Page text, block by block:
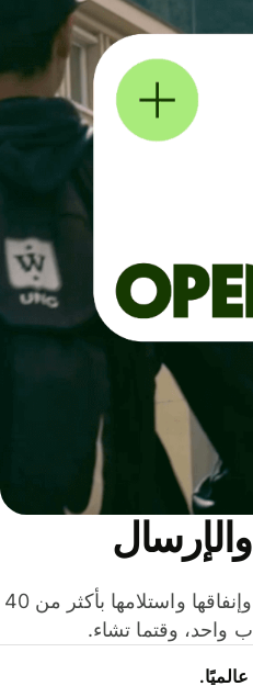
وفّر المال عند إرسال الأموال وإنفاقها واستلامها بأكثر من 40
وقتما تشاء.